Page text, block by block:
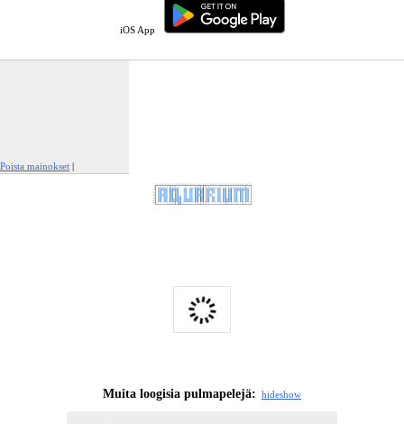
iOS App
Poista mainokset |
Muita loogisia pulmapelejä: hideshow